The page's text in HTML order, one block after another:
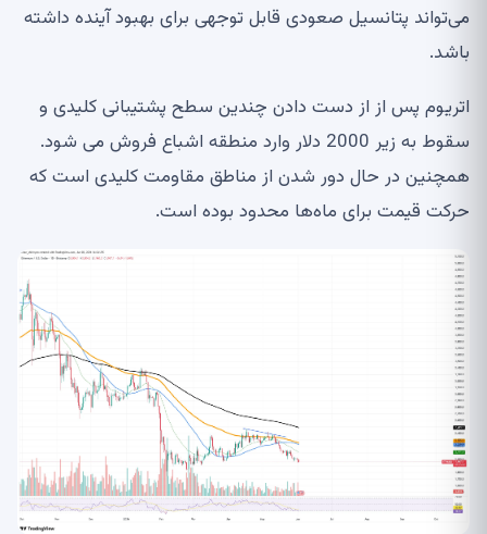
می‌تواند پتانسیل صعودی قابل توجهی برای بهبود آینده داشته
باشد.
اتریوم پس از از دست دادن چندین سطح پشتیبانی کلیدی و
سقوط به زیر 2000 دلار وارد منطقه اشباع فروش می شود.
همچنین در حال دور شدن از مناطق مقاومت کلیدی است که
حرکت قیمت برای ماه‌ها محدود بوده است.